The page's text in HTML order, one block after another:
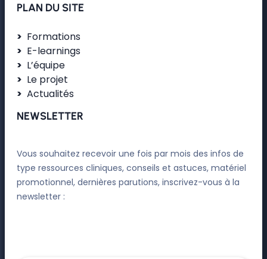
PLAN DU SITE
Formations
E-learnings
L’équipe
Le projet
Actualités
NEWSLETTER
Vous souhaitez recevoir une fois par mois des infos de
type ressources cliniques, conseils et astuces, matériel
promotionnel, dernières parutions, inscrivez-vous à la
newsletter :